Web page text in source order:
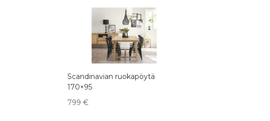
Scandinavian ruokapöytä
170×95
799€